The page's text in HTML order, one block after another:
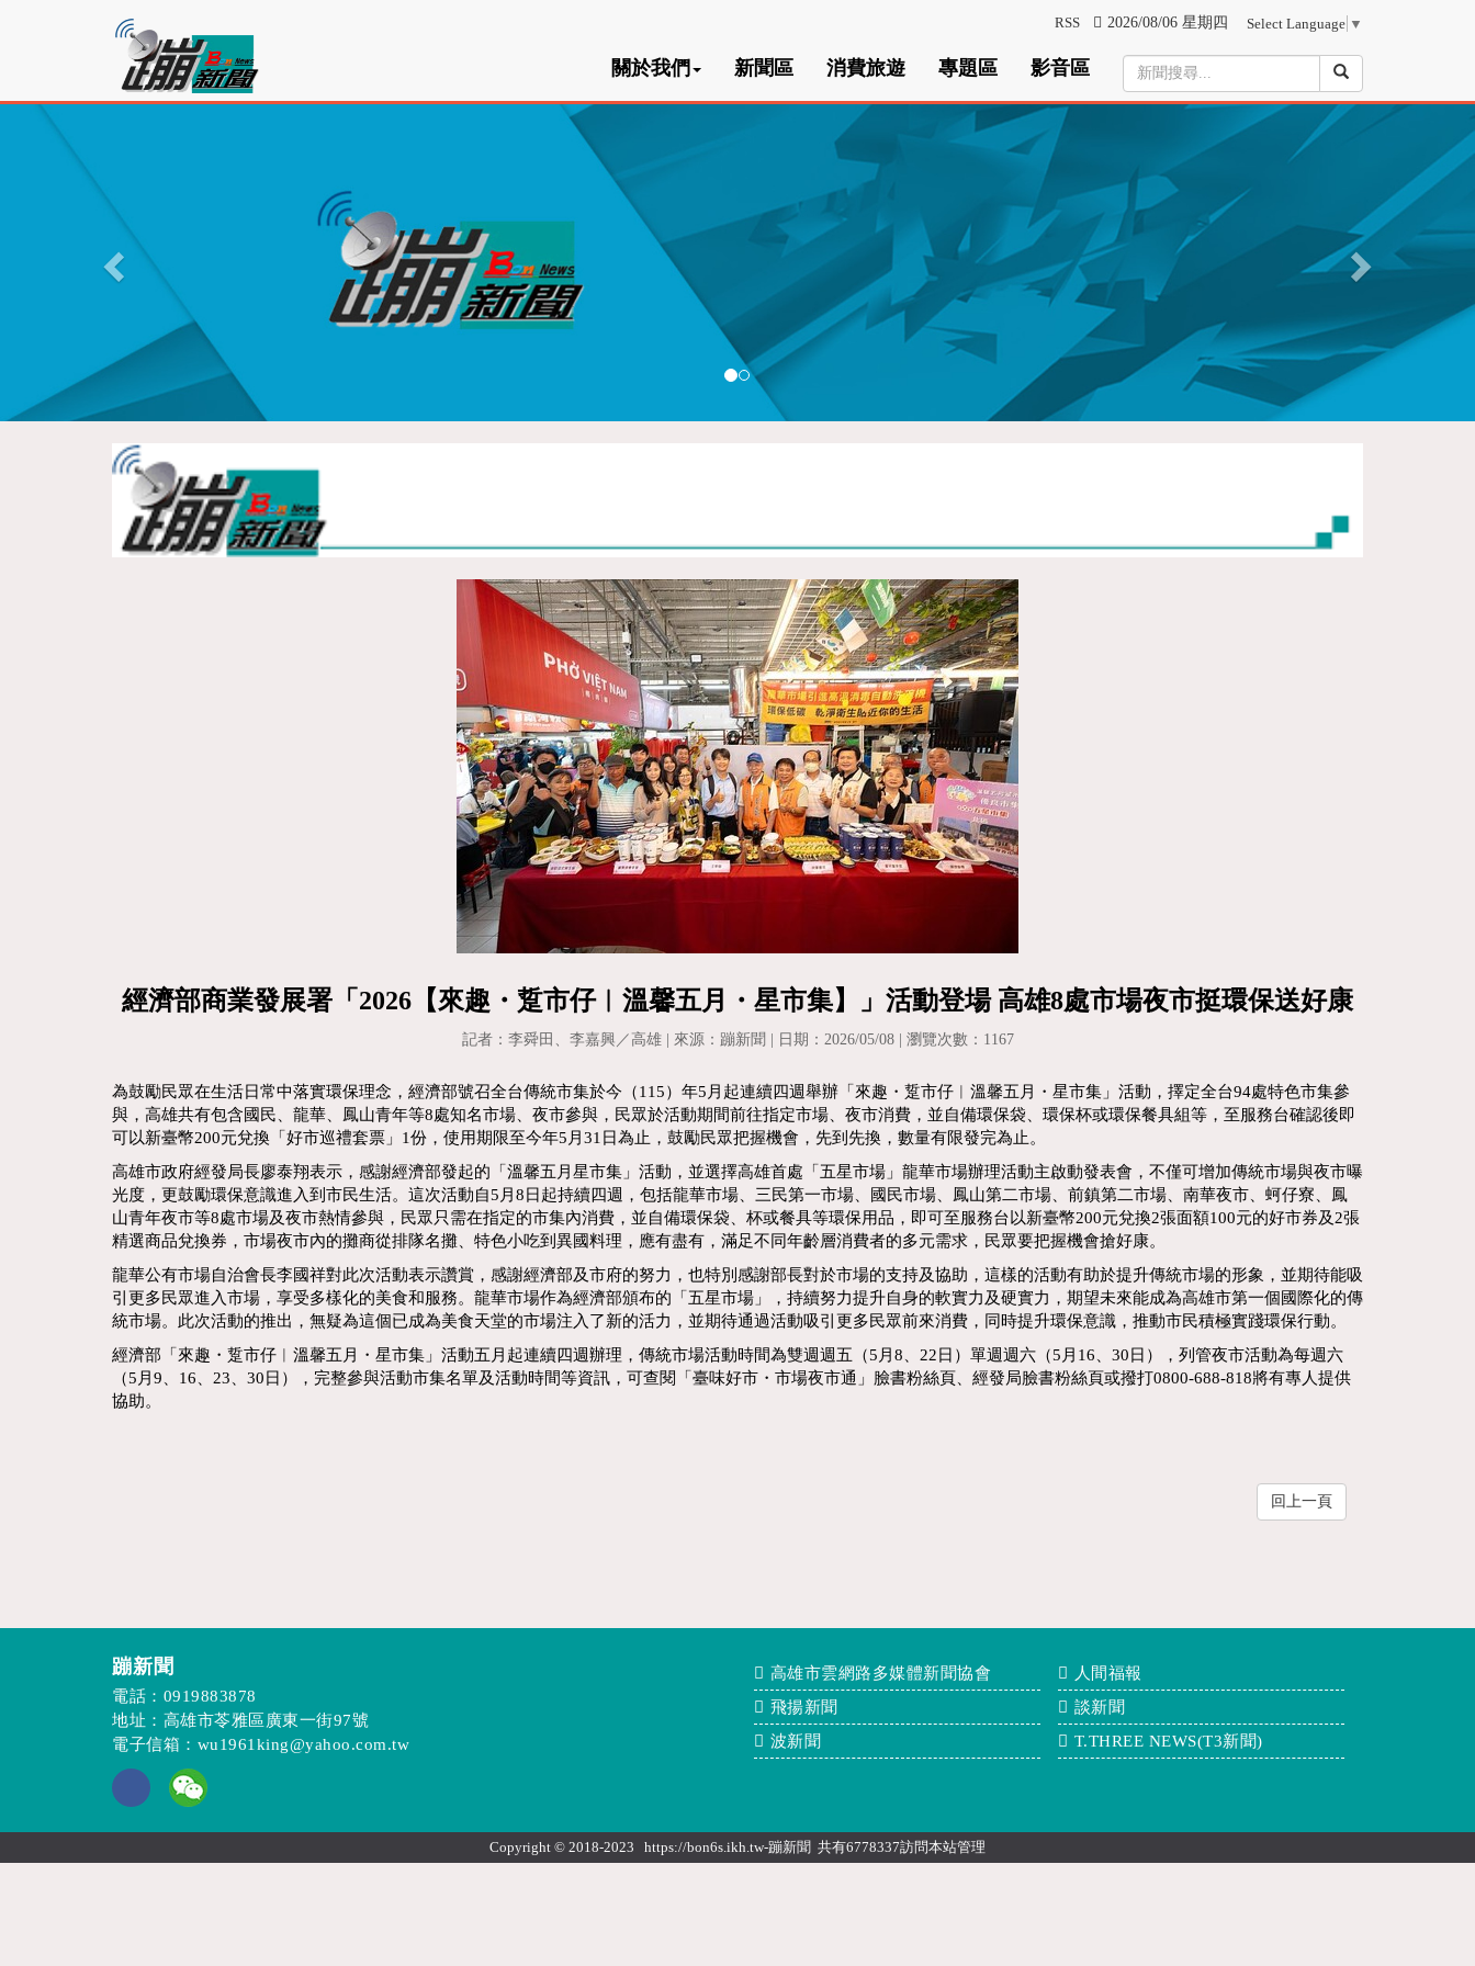
蹦
新
聞
RSS 2026/08/06 星期四 Select Language ▼
關於我們 新聞區 消費旅遊 專題區 影音區
v
o
經濟部商業發展署「2026【來趣・踅市仔︱溫馨五月・星市集】」活動登場 高雄8處市場夜市挺環保送好康
記者：李舜田、李嘉興／高雄 | 來源：蹦新聞 | 日期：2026/05/08 | 瀏覽次數：1167
為鼓勵民眾在生活日常中落實環保理念，經濟部號召全台傳統市集於今（115）年5月起連續四週舉辦「來趣・踅市仔︱溫馨五月・星市集」活動，擇定全台94處特色市集參
與，高雄共有包含國民、龍華、鳳山青年等8處知名市場、夜市參與，民眾於活動期間前往指定市場、夜市消費，並自備環保袋、環保杯或環保餐具組等，至服務台確認後即
可以新臺幣200元兌換「好市巡禮套票」1份，使用期限至今年5月31日為止，鼓勵民眾把握機會，先到先換，數量有限發完為止。
高雄市政府經發局長廖泰翔表示，感謝經濟部發起的「溫馨五月星市集」活動，並選擇高雄首處「五星市場」龍華市場辦理活動主啟動發表會，不僅可增加傳統市場與夜市曝
光度，更鼓勵環保意識進入到市民生活。這次活動自5月8日起持續四週，包括龍華市場、三民第一市場、國民市場、鳳山第二市場、前鎮第二市場、南華夜市、蚵仔寮、鳳
山青年夜市等8處市場及夜市熱情參與，民眾只需在指定的市集內消費，並自備環保袋、杯或餐具等環保用品，即可至服務台以新臺幣200元兌換2張面額100元的好市券及2張
精選商品兌換券，市場夜市內的攤商從排隊名攤、特色小吃到異國料理，應有盡有，滿足不同年齡層消費者的多元需求，民眾要把握機會搶好康。
龍華公有市場自治會長李國祥對此次活動表示讚賞，感謝經濟部及市府的努力，也特別感謝部長對於市場的支持及協助，這樣的活動有助於提升傳統市場的形象，並期待能吸
引更多民眾進入市場，享受多樣化的美食和服務。龍華市場作為經濟部頒布的「五星市場」，持續努力提升自身的軟實力及硬實力，期望未來能成為高雄市第一個國際化的傳
統市場。此次活動的推出，無疑為這個已成為美食天堂的市場注入了新的活力，並期待通過活動吸引更多民眾前來消費，同時提升環保意識，推動市民積極實踐環保行動。
經濟部「來趣・踅市仔︱溫馨五月・星市集」活動五月起連續四週辦理，傳統市場活動時間為雙週週五（5月8、22日）單週週六（5月16、30日），列管夜市活動為每週六
（5月9、16、23、30日），完整參與活動市集名單及活動時間等資訊，可查閱「臺味好市・市場夜市通」臉書粉絲頁、經發局臉書粉絲頁或撥打0800-688-818將有專人提供
協助。
回上一頁
蹦新聞
電話： 0919883878
地址：高雄市苓雅區廣東一街97號
電子信箱： wu1961king@yahoo.com.tw
高雄市雲網路多媒體新聞協會
人間福報
飛揚新聞
談新聞
波新聞
T.THREE NEWS(T3新聞)
Copyright © 2018-2023 https://bon6s.ikh.tw-蹦新聞 共有6778337訪問本站管理